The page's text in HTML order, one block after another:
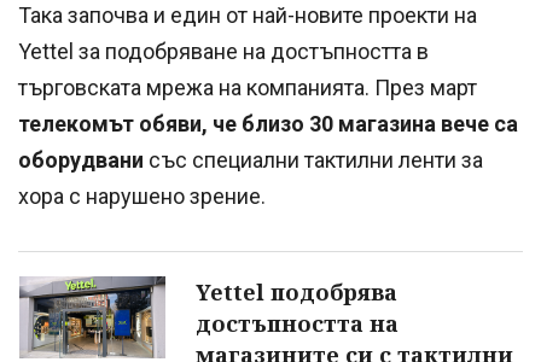
Така започва и един от най-новите проекти на
Yettel за подобряване на достъпността в
търговската мрежа на компанията. През март
телекомът обяви, че близо 30 магазина вече са
оборудвани със специални тактилни ленти за
хора с нарушено зрение.
Yettel подобрява
достъпността на
магазините си с тактилни